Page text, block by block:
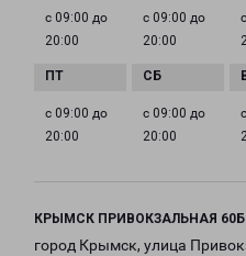
с 09:00 до
20:00
с 09:00 до
20:00
с 09:00 до
20:00
с 09:00 до
20:00
КРЫМСК ПРИВОКЗАЛЬНАЯ 60Б
город Крымск, улица